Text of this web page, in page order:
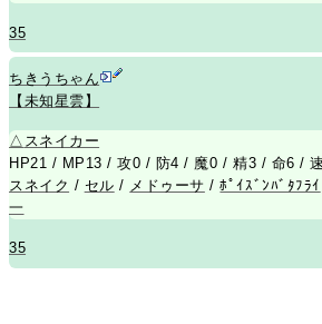
35
ちきうちゃん
【未知星雲】
△ スネイカー
HP21 / MP13 / 攻0 / 防4 / 魔0 / 精3 / 命6 /
スネイク / セル / メドゥーサ /ﾎﾟｲｽﾞﾝﾊﾞﾀﾌﾗｲ
一
35